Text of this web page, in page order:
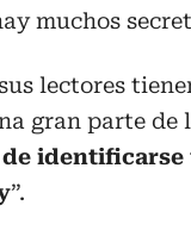
muchos
lectores
gran parte de
de
”.